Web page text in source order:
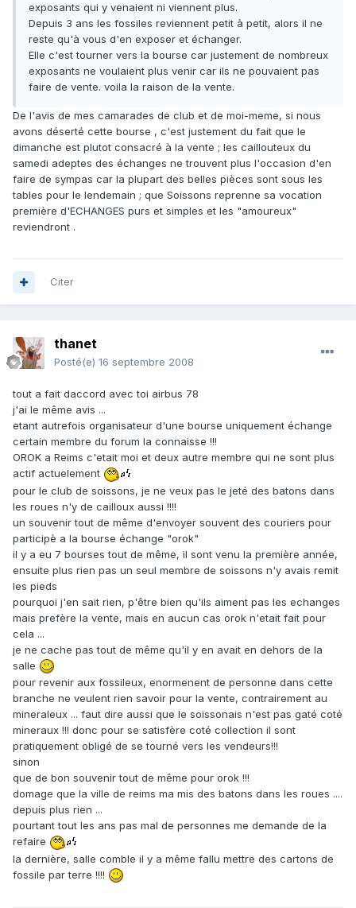
exposants qui y venaient ni viennent plus.
Depuis 3 ans les fossiles reviennent petit à petit, alors il ne
reste qu'à vous d'en exposer et échanger.
Elle c'est tourner vers la bourse car justement de nombreux
exposants ne voulaient plus venir car ils ne pouvaient pas
faire de vente. voila la raison de la vente.
De l'avis de mes camarades de club et de moi-meme, si nous
avons déserté cette bourse , c'est justement du fait que le
dimanche est plutot consacré à la vente ; les caillouteux du
samedi adeptes des échanges ne trouvent plus l'occasion d'en
faire de sympas car la plupart des belles pièces sont sous les
tables pour le lendemain ; que Soissons reprenne sa vocation
première d'ECHANGES purs et simples et les "amoureux"
reviendront .
Citer
thanet
Posté(e) 16 septembre 2008
tout a fait daccord avec toi airbus 78
j'ai le même avis ...
etant autrefois organisateur d'une bourse uniquement échange
certain membre du forum la connaisse !!!
OROK a Reims c'etait moi et deux autre membre qui ne sont plus
actif actuelement
pour le club de soissons, je ne veux pas le jeté des batons dans
les roues n'y de cailloux aussi !!!!
un souvenir tout de même d'envoyer souvent des couriers pour
participè a la bourse échange "orok"
il y a eu 7 bourses tout de même, il sont venu la première année,
ensuite plus rien pas un seul membre de soissons n'y avais remit
les pieds
pourquoi j'en sait rien, p'être bien qu'ils aiment pas les echanges
mais prefère la vente, mais en aucun cas orok n'etait fait pour
cela ...
je ne cache pas tout de même qu'il y en avait en dehors de la
salle
pour revenir aux fossileux, enormenent de personne dans cette
branche ne veulent rien savoir pour la vente, contrairement au
mineraleux ... faut dire aussi que le soissonais n'est pas gaté coté
mineraux !!! donc pour se satisfère coté collection il sont
pratiquement obligé de se tourné vers les vendeurs!!!
sinon
que de bon souvenir tout de même pour orok !!!
domage que la ville de reims ma mis des batons dans les roues ....
depuis plus rien ...
pourtant tout les ans pas mal de personnes me demande de la
refaire
la dernière, salle comble il y a même fallu mettre des cartons de
fossile par terre !!!!